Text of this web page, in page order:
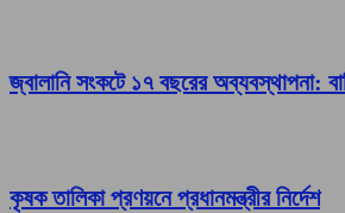
জ্বালানি সংকটে ১৭ বছরের অব্যবস্থাপনা:
কৃষক তালিকা প্রণয়নে প্রধানমন্ত্রীর নির্দেশ